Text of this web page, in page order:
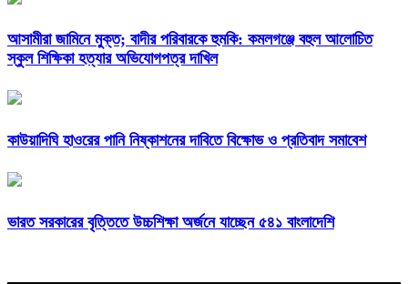
আসামীরা জামিনে মুক্ত; বাদীর পরিবারকে হুমকি: কমলগঞ্জে বহুল আলোচিত
স্কুল শিক্ষিকা হত্যার অভিযোগপত্র দাখিল
কাউয়াদিঘি হাওরের পানি নিষ্কাশনের দাবিতে বিক্ষোভ ও প্রতিবাদ সমাবেশ
ভারত সরকারের বৃত্তিতে উচ্চশিক্ষা অর্জনে যাচ্ছেন ৫৪১ বাংলাদেশি